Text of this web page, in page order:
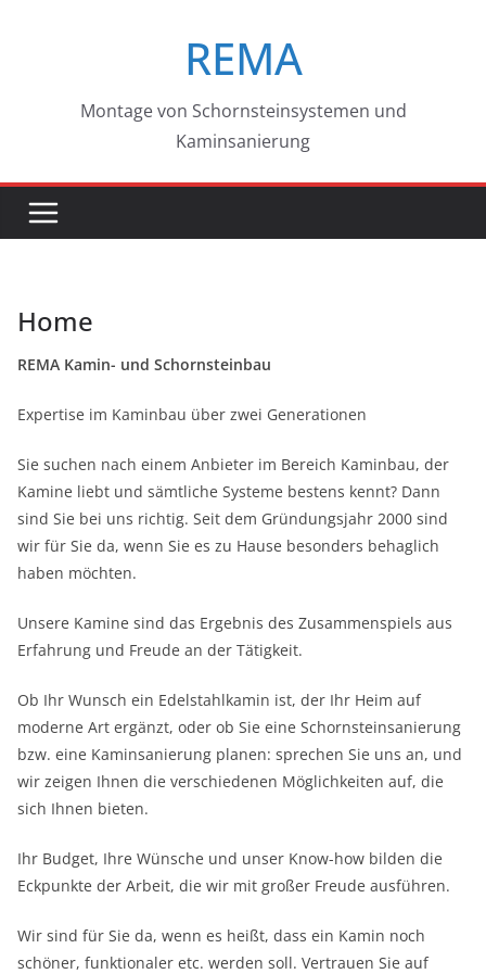
REMA
Montage von Schornsteinsystemen und
Kaminsanierung
Home
REMA Kamin- und Schornsteinbau
Expertise im Kaminbau über zwei Generationen
Sie suchen nach einem Anbieter im Bereich Kaminbau, der
Kamine liebt und sämtliche Systeme bestens kennt? Dann
sind Sie bei uns richtig. Seit dem Gründungsjahr 2000 sind
wir für Sie da, wenn Sie es zu Hause besonders behaglich
haben möchten.
Unsere Kamine sind das Ergebnis des Zusammenspiels aus
Erfahrung und Freude an der Tätigkeit.
Ob Ihr Wunsch ein Edelstahlkamin ist, der Ihr Heim auf
moderne Art ergänzt, oder ob Sie eine Schornsteinsanierung
bzw. eine Kaminsanierung planen: sprechen Sie uns an, und
wir zeigen Ihnen die verschiedenen Möglichkeiten auf, die
sich Ihnen bieten.
Ihr Budget, Ihre Wünsche und unser Know-how bilden die
Eckpunkte der Arbeit, die wir mit großer Freude ausführen.
Wir sind für Sie da, wenn es heißt, dass ein Kamin noch
schöner, funktionaler etc. werden soll. Vertrauen Sie auf